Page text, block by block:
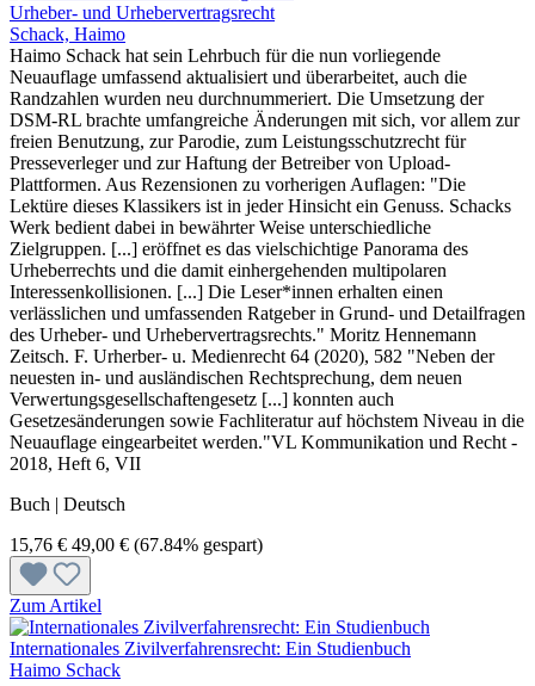
Urheber- und Urhebervertragsrecht
Schack, Haimo
Haimo Schack hat sein Lehrbuch für die nun vorliegende
Neuauflage umfassend aktualisiert und überarbeitet, auch die
Randzahlen wurden neu durchnummeriert. Die Umsetzung der
DSM-RL brachte umfangreiche Änderungen mit sich, vor allem zur
freien Benutzung, zur Parodie, zum Leistungsschutzrecht für
Presseverleger und zur Haftung der Betreiber von Upload-
Plattformen. Aus Rezensionen zu vorherigen Auflagen: "Die
Lektüre dieses Klassikers ist in jeder Hinsicht ein Genuss. Schacks
Werk bedient dabei in bewährter Weise unterschiedliche
Zielgruppen. [...] eröffnet es das vielschichtige Panorama des
Urheberrechts und die damit einhergehenden multipolaren
Interessenkollisionen. [...] Die Leser*innen erhalten einen
verlässlichen und umfassenden Ratgeber in Grund- und Detailfragen
des Urheber- und Urhebervertragsrechts." Moritz Hennemann
Zeitsch. F. Urherber- u. Medienrecht 64 (2020), 582 "Neben der
neuesten in- und ausländischen Rechtsprechung, dem neuen
Verwertungsgesellschaftengesetz [...] konnten auch
Gesetzesänderungen sowie Fachliteratur auf höchstem Niveau in die
Neuauflage eingearbeitet werden."VL Kommunikation und Recht -
2018, Heft 6, VII
Buch | Deutsch
15,76 € 49,00 € (67.84% gespart)
Zum Artikel
Internationales Zivilverfahrensrecht: Ein Studienbuch
Haimo Schack